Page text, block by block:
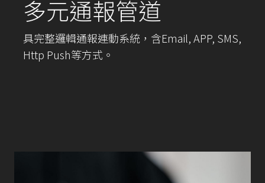
多元通報管道
具完整邏輯通報連動系統，含Email, APP, SMS,
Http Push等方式。